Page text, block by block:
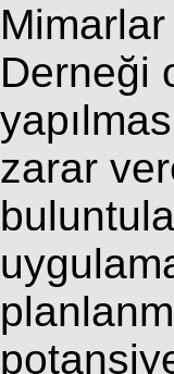
Derneği
zarar